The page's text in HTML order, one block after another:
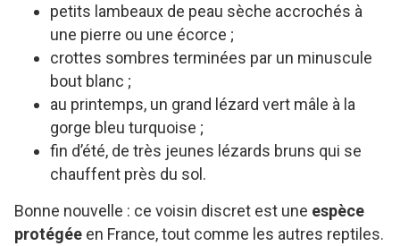
petits lambeaux de peau sèche accrochés à
une pierre ou une écorce ;
crottes sombres terminées par un minuscule
bout blanc ;
au printemps, un grand lézard vert mâle à la
gorge bleu turquoise ;
fin d’été, de très jeunes lézards bruns qui se
chauffent près du sol.
Bonne nouvelle : ce voisin discret est une espèce
protégée en France, tout comme les autres reptiles.